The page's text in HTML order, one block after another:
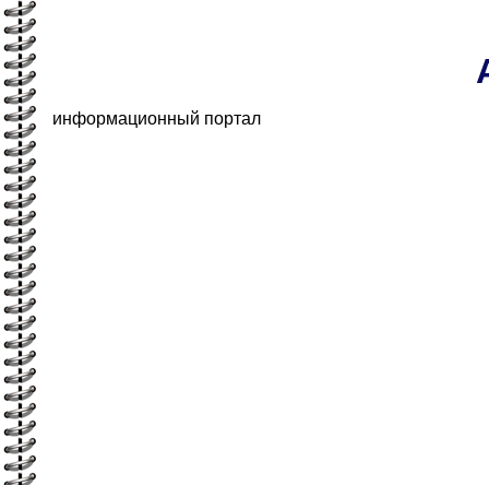
информационный портал